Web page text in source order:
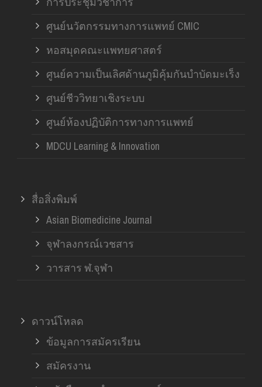
ศูนย์นวัตกรรมทางการแพทย์ CMIC
หอสมุดคณะแพทยศาสตร์
ศูนย์ความเป็นเลิศด้านภูมิคุ้มกันบำบัดมะเร็ง
ศูนย์ชีววิทยาเชิงระบบ
ศูนย์ห้องปฏิบัติการทางการแพทย์
MDCU Learning & Innovation
สื่อสิ่งพิมพ์
Asian Biomedicine Journal
จุฬาลงกรณ์เวชสาร
วารสาร ฬ.จุฬา
ดาวน์โหลด
ข้อมูลการสมัครเรียน
สมัครงาน